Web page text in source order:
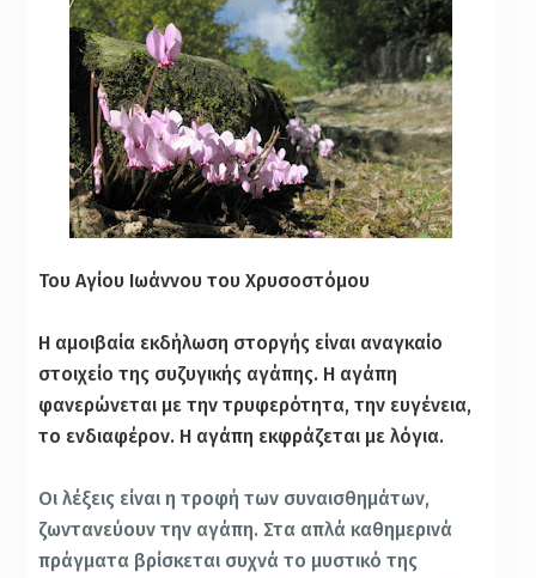
Του Αγίου Ιωάννου του Χρυσοστόμου
Η αμοιβαία εκδήλωση στοργής είναι αναγκαίο
στοιχείο της συζυγικής αγάπης. Η αγάπη
φανερώνεται με την τρυφερότητα, την ευγένεια,
το ενδιαφέρον. Η αγάπη εκφράζεται με λόγια.
Οι λέξεις είναι η τροφή των συναισθημάτων,
ζωντανεύουν την αγάπη. Στα απλά καθημερινά
πράγματα βρίσκεται συχνά το μυστικό της